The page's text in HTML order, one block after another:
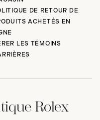
DE RETOUR DE
ACHETÉS EN
LES TÉMOINS
Rolex